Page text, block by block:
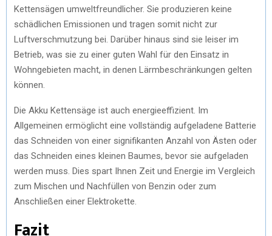
Kettensägen umweltfreundlicher. Sie produzieren keine
schädlichen Emissionen und tragen somit nicht zur
Luftverschmutzung bei. Darüber hinaus sind sie leiser im
Betrieb, was sie zu einer guten Wahl für den Einsatz in
Wohngebieten macht, in denen Lärmbeschränkungen gelten
können.
Die Akku Kettensäge ist auch energieeffizient. Im
Allgemeinen ermöglicht eine vollständig aufgeladene Batterie
das Schneiden von einer signifikanten Anzahl von Ästen oder
das Schneiden eines kleinen Baumes, bevor sie aufgeladen
werden muss. Dies spart Ihnen Zeit und Energie im Vergleich
zum Mischen und Nachfüllen von Benzin oder zum
Anschließen einer Elektrokette.
Fazit